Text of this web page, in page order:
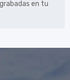
en tu